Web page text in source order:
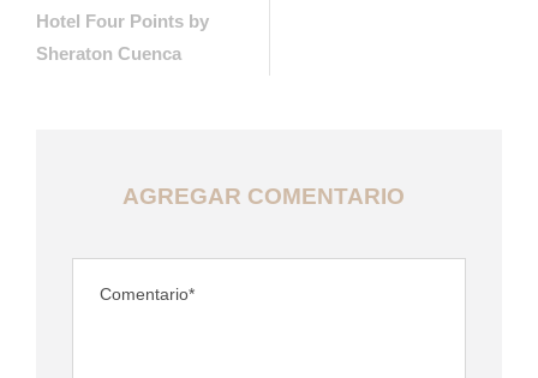
Hotel Four Points by
Sheraton Cuenca
AGREGAR COMENTARIO